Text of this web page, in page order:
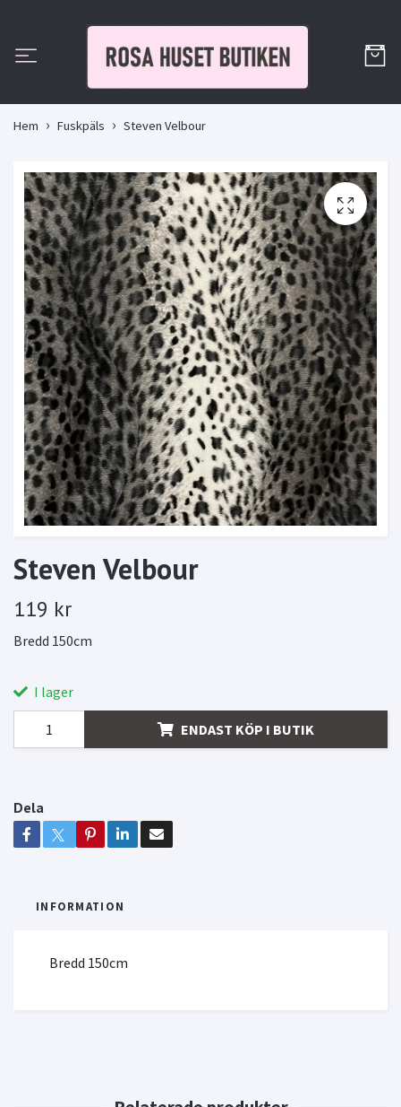
Hem Fuskpäls Steven Velbour
Steven Velbour
119 kr
Bredd 150cm
I lager
ENDAST KÖP I BUTIK
Dela
INFORMATION
Bredd 150cm